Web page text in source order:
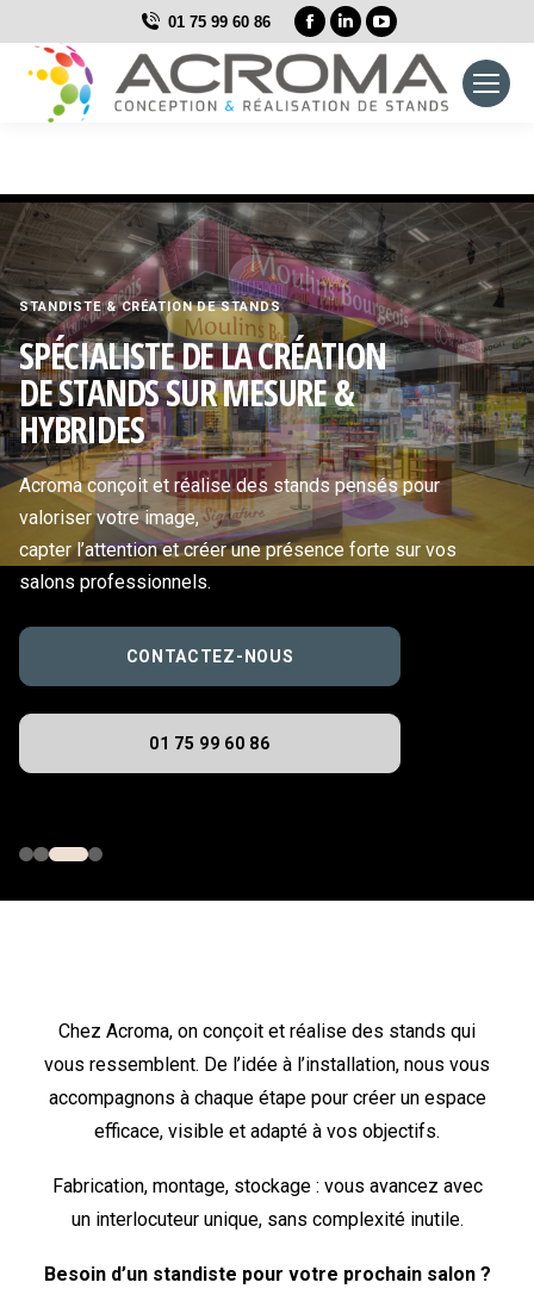
01 75 99 60 86
La
page
Facebook
s'ouvre
nouvelle
fenêtre
La
page
LinkedIn
s'ouvre
nouvelle
fenêtre
La
page
YouTube
s'ouvre
nouvelle
fenêtre
STANDISTE & CRÉATION DE STANDS
SPÉCIALISTE DE LA CRÉATION
DE STANDS SUR MESURE &
HYBRIDES
Acroma conçoit et réalise des stands pensés pour
valoriser votre image,
capter l’attention et créer une présence forte sur vos
salons professionnels.
CONTACTEZ-NOUS
01 75 99 60 86
Chez Acroma, on conçoit et réalise des stands qui
vous ressemblent. De l’idée à l’installation, nous vous
accompagnons à chaque étape pour créer un espace
efficace, visible et adapté à vos objectifs.
Fabrication, montage, stockage : vous avancez avec
un interlocuteur unique, sans complexité inutile.
Besoin d’un standiste pour votre prochain salon ?